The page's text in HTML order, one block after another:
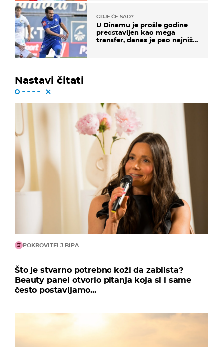
GDJE ĆE SAD?
U Dinamu je prošle godine
predstavljen kao mega
transfer, danas je pao najniže
Nastavi čitati
POKROVITELJ BIPA
Što je stvarno potrebno koži da zablista?
Beauty panel otvorio pitanja koja si i same
često postavljamo...